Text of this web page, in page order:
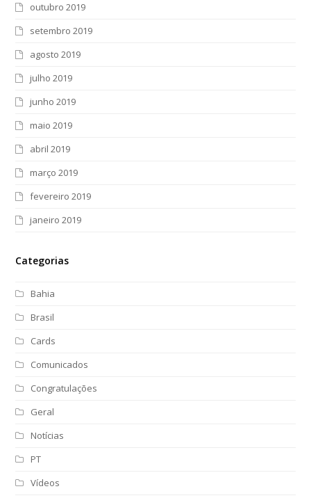
outubro 2019
setembro 2019
agosto 2019
julho 2019
junho 2019
maio 2019
abril 2019
março 2019
fevereiro 2019
janeiro 2019
Categorias
Bahia
Brasil
Cards
Comunicados
Congratulações
Geral
Notícias
PT
Vídeos